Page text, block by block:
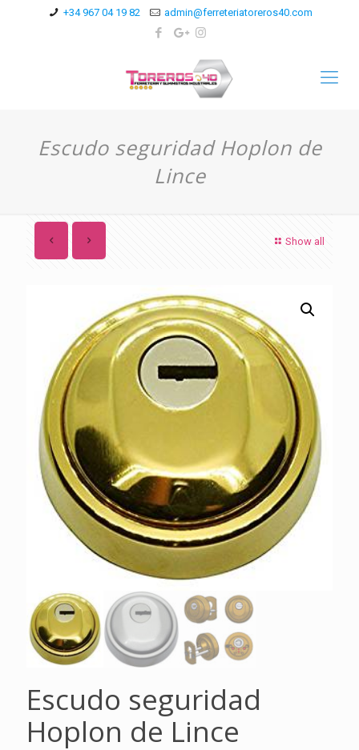
+34 967 04 19 82 admin@ferreteriatoreros40.com
Escudo seguridad Hoplon de
Lince
Show all
Escudo seguridad
Hoplon de Lince